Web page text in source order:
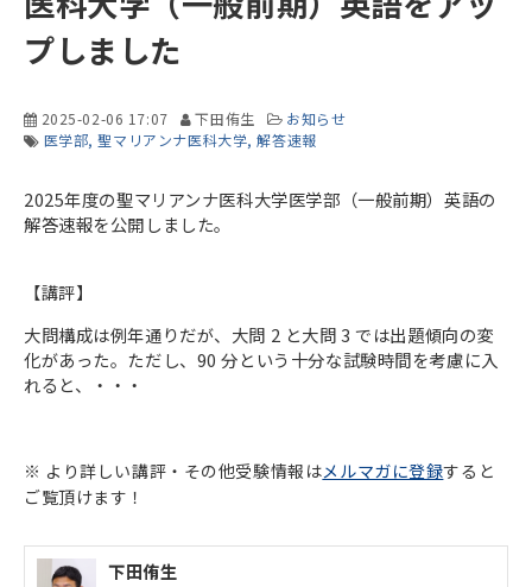
プしました
2025-02-06 17:07 下田侑生
お知らせ
医学部 聖マリアンナ医科大学 解答速報
2025年度の聖マリアンナ医科大学医学部（一般前期）英語の
解答速報を公開しました。
【講評】
大問構成は例年通りだが、大問 2 と大問 3 では出題傾向の変
化があった。ただし、90 分という十分な試験時間を考慮に入
れると、・・・
※ より詳しい講評・その他受験情報はメルマガに登録すると
ご覧頂けます！
下田侑生